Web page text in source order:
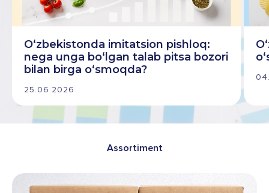
O‘zbekistonda imitatsion pishloq:
nega unga bo‘lgan talab pitsa bozori
bilan birga o‘smoqda?
25.06.2026
Assortiment